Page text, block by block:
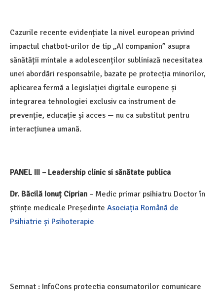
Cazurile recente evidențiate la nivel european privind
impactul chatbot-urilor de tip „AI companion” asupra
sănătății mintale a adolescenților subliniază necesitatea
unei abordări responsabile, bazate pe protecția minorilor,
aplicarea fermă a legislației digitale europene și
integrarea tehnologiei exclusiv ca instrument de
prevenție, educație și acces — nu ca substitut pentru
interacțiunea umană.
PANEL III – Leadership clinic si sănătate publica
Dr. Băcilă Ionuț Ciprian – Medic primar psihiatru Doctor în
științe medicale Președinte Asociația Română de
Psihiatrie și Psihoterapie
Semnat : InfoCons protectia consumatorilor comunicare